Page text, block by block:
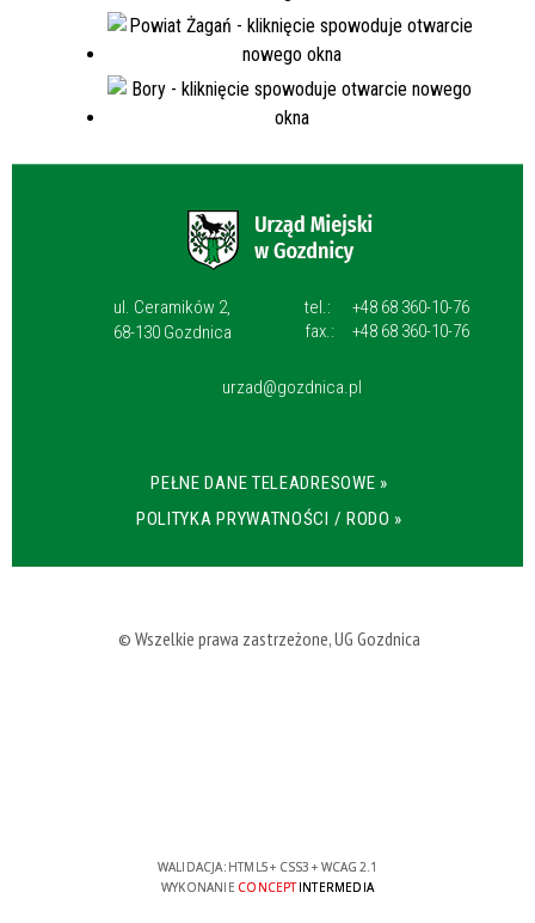
ul. Ceramików 2,
68-130 Gozdnica
tel.:
+48 68 360-10-76
fax.:
+48 68 360-10-76
urzad@gozdnica.pl
PEŁNE DANE TELEADRESOWE »
POLITYKA PRYWATNOŚCI / RODO »
© Wszelkie prawa zastrzeżone, UG Gozdnica
WALIDACJA: HTML5+ CSS3 + WCAG 2.1
WYKONANIE CONCEPTINTERMEDIA